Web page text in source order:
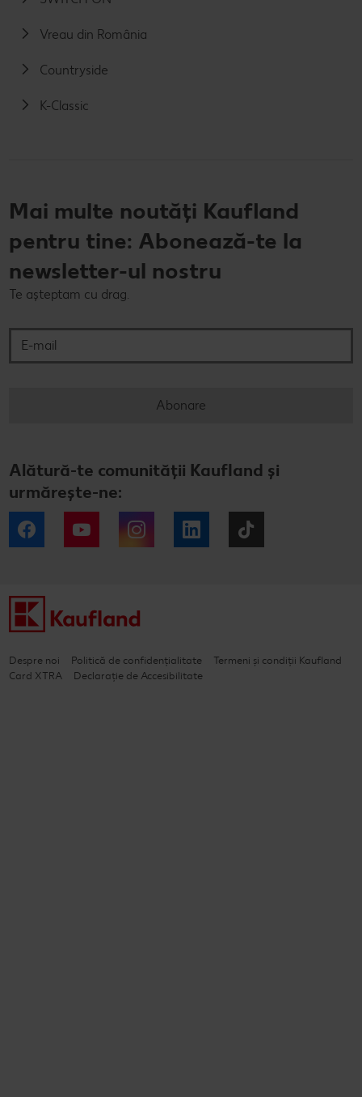
Vreau din România
Countryside
K-Classic
Mai multe noutăți Kaufland
pentru tine: Abonează-te la
newsletter-ul nostru
Te așteptam cu drag.
Abonare
Alătură-te comunității Kaufland și
urmărește-ne:
Facebook YouTube Instagram LinkedIn
Despre noi Politică de confidențialitate
Termeni și condiții Kaufland
Card XTRA
Declarație de Accesibilitate